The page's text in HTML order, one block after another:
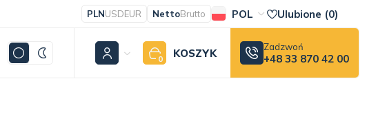
PLNUSDEUR NettoBrutto POL Ulubione (0)
0 KOSZYK Zadzwoń
+48 33 870 42 00